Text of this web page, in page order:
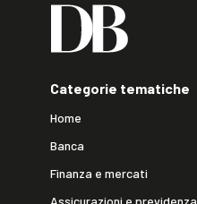
Categorie tematiche
Home
Banca
Finanza e mercati
Assicurazioni e previdenza